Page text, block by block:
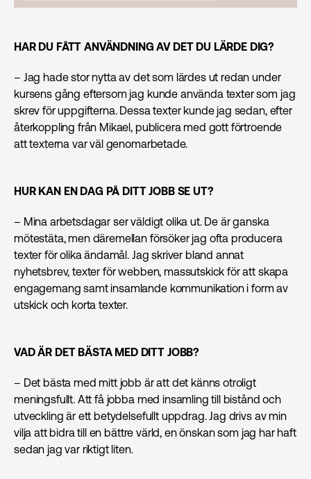
HAR DU FÅTT ANVÄNDNING AV DET DU LÄRDE DIG?
– Jag hade stor nytta av det som lärdes ut redan under
kursens gång eftersom jag kunde använda texter som jag
skrev för uppgifterna. Dessa texter kunde jag sedan, efter
återkoppling från Mikael, publicera med gott förtroende
att texterna var väl genomarbetade.
HUR KAN EN DAG PÅ DITT JOBB SE UT?
– Mina arbetsdagar ser väldigt olika ut. De är ganska
mötestäta, men däremellan försöker jag ofta producera
texter för olika ändamål. Jag skriver bland annat
nyhetsbrev, texter för webben, massutskick för att skapa
engagemang samt insamlande kommunikation i form av
utskick och korta texter.
VAD ÄR DET BÄSTA MED DITT JOBB?
– Det bästa med mitt jobb är att det känns otroligt
meningsfullt. Att få jobba med insamling till bistånd och
utveckling är ett betydelsefullt uppdrag. Jag drivs av min
vilja att bidra till en bättre värld, en önskan som jag har haft
sedan jag var riktigt liten.